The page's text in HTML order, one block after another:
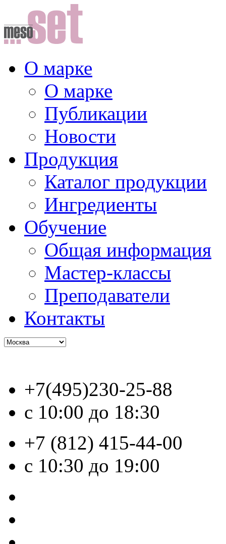
О марке
О марке
Публикации
Новости
Продукция
Каталог продукции
Ингредиенты
Обучение
Общая информация
Мастер-классы
Преподаватели
Контакты
+7(495)230-25-88
с 10:00 до 18:30
+7 (812) 415-44-00
с 10:30 до 19:00